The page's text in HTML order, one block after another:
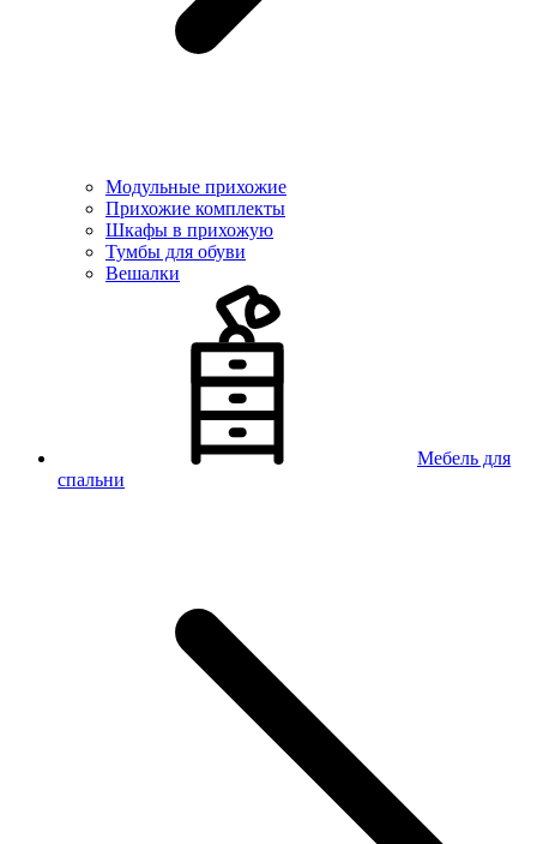
Модульные прихожие
Прихожие комплекты
Шкафы в прихожую
Тумбы для обуви
Вешалки
Мебель для
спальни